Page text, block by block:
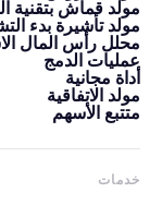
مولد قماش بتقنية
مولد تأشيرة بدء
محلل رأس المال
عمليات الدمج
أداة مجانية
مولد الاتفاقية
متتبع الأسهم
خدمات